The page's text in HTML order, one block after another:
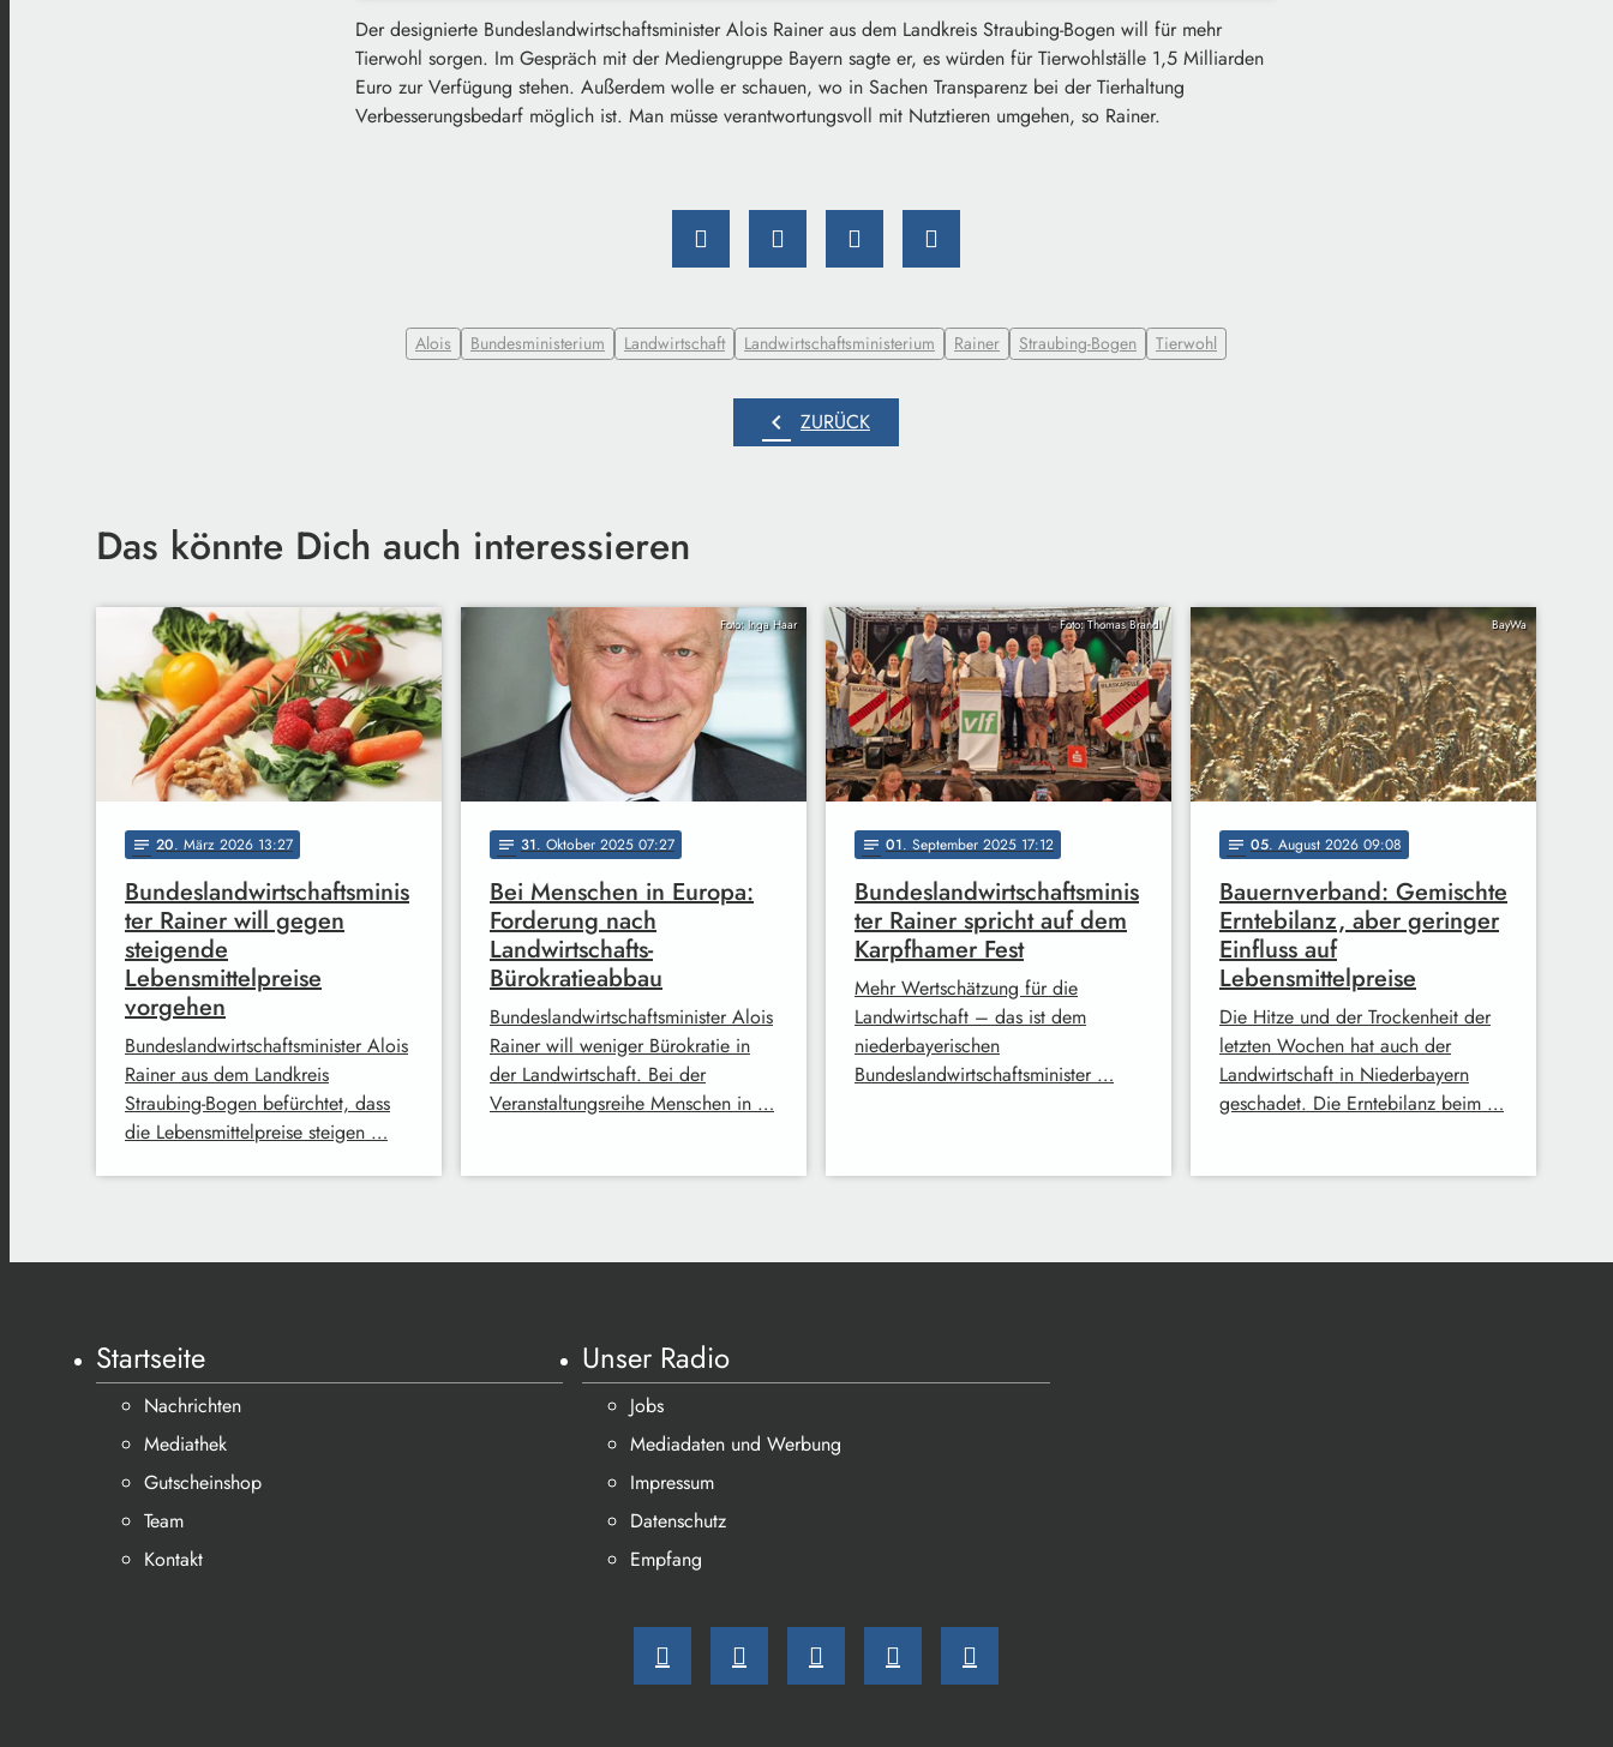
Der designierte Bundeslandwirtschaftsminister Alois Rainer aus dem Landkreis Straubing-Bogen will für mehr
Tierwohl sorgen. Im Gespräch mit der Mediengruppe Bayern sagte er, es würden für Tierwohlställe 1,5 Milliarden
Euro zur Verfügung stehen. Außerdem wolle er schauen, wo in Sachen Transparenz bei der Tierhaltung
Verbesserungsbedarf möglich ist. Man müsse verantwortungsvoll mit Nutztieren umgehen, so Rainer.
Alois Bundesministerium Landwirtschaft Landwirtschaftsministerium Rainer Straubing-Bogen Tierwohl
chevron_left ZURÜCK
Das könnte Dich auch interessieren
notes 20. März 2026 13:27
Bundeslandwirtschaftsminis
ter Rainer will gegen
steigende
Lebensmittelpreise
vorgehen
Bundeslandwirtschaftsminister Alois
Rainer aus dem Landkreis
Straubing-Bogen befürchtet, dass
die Lebensmittelpreise steigen …
Foto: Inga Haar
notes 31. Oktober 2025 07:27
Bei Menschen in Europa:
Forderung nach
Landwirtschafts-
Bürokratieabbau
Bundeslandwirtschaftsminister Alois
Rainer will weniger Bürokratie in
der Landwirtschaft. Bei der
Veranstaltungsreihe Menschen in …
Foto: Thomas Brandl
notes 01. September 2025 17:12
Bundeslandwirtschaftsminis
ter Rainer spricht auf dem
Karpfhamer Fest
Mehr Wertschätzung für die
Landwirtschaft – das ist dem
niederbayerischen
Bundeslandwirtschaftsminister …
BayWa
notes 05. August 2026 09:08
Bauernverband: Gemischte
Erntebilanz, aber geringer
Einfluss auf
Lebensmittelpreise
Die Hitze und der Trockenheit der
letzten Wochen hat auch der
Landwirtschaft in Niederbayern
geschadet. Die Erntebilanz beim …
Startseite
Nachrichten
Mediathek
Gutscheinshop
Team
Kontakt
Unser Radio
Jobs
Mediadaten und Werbung
Impressum
Datenschutz
Empfang